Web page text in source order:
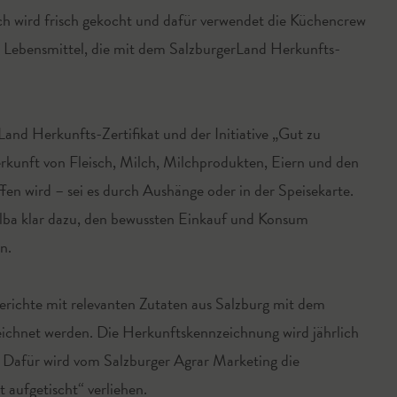
wird frisch gekocht und dafür verwendet die Küchencrew
die mit dem SalzburgerLand Herkunfts-
Herkunfts-Zertifikat und der Initiative „Gut zu
von Fleisch, Milch, Milchprodukten, Eiern und den
wird – sei es durch Aushänge oder in der Speisekarte.
klar dazu, den bewussten Einkauf und Konsum
mit relevanten Zutaten aus Salzburg mit dem
werden. Die Herkunftskennzeichnung wird jährlich
wird vom Salzburger Agrar Marketing die
verliehen.